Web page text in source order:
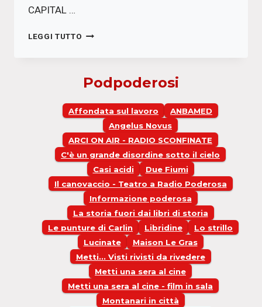
CAPITAL …
LEGGI TUTTO SPEZZANDO
GIUSTIZIA
Podpoderosi
Affondata sul lavoro
ANBAMED
Angelus Novus
ARCI ON AIR - RADIO SCONFINATE
C'è un grande disordine sotto il cielo
Casi acidi
Due Fiumi
Il canovaccio - Teatro a Radio Poderosa
Informazione poderosa
La storia fuori dai libri di storia
Le punture di Carlin
Libridine
Lo strillo
Lucinate
Maison Le Gras
Metti... Visti rivisti da rivedere
Metti una sera al cine
Metti una sera al cine - film in sala
Montanari in città